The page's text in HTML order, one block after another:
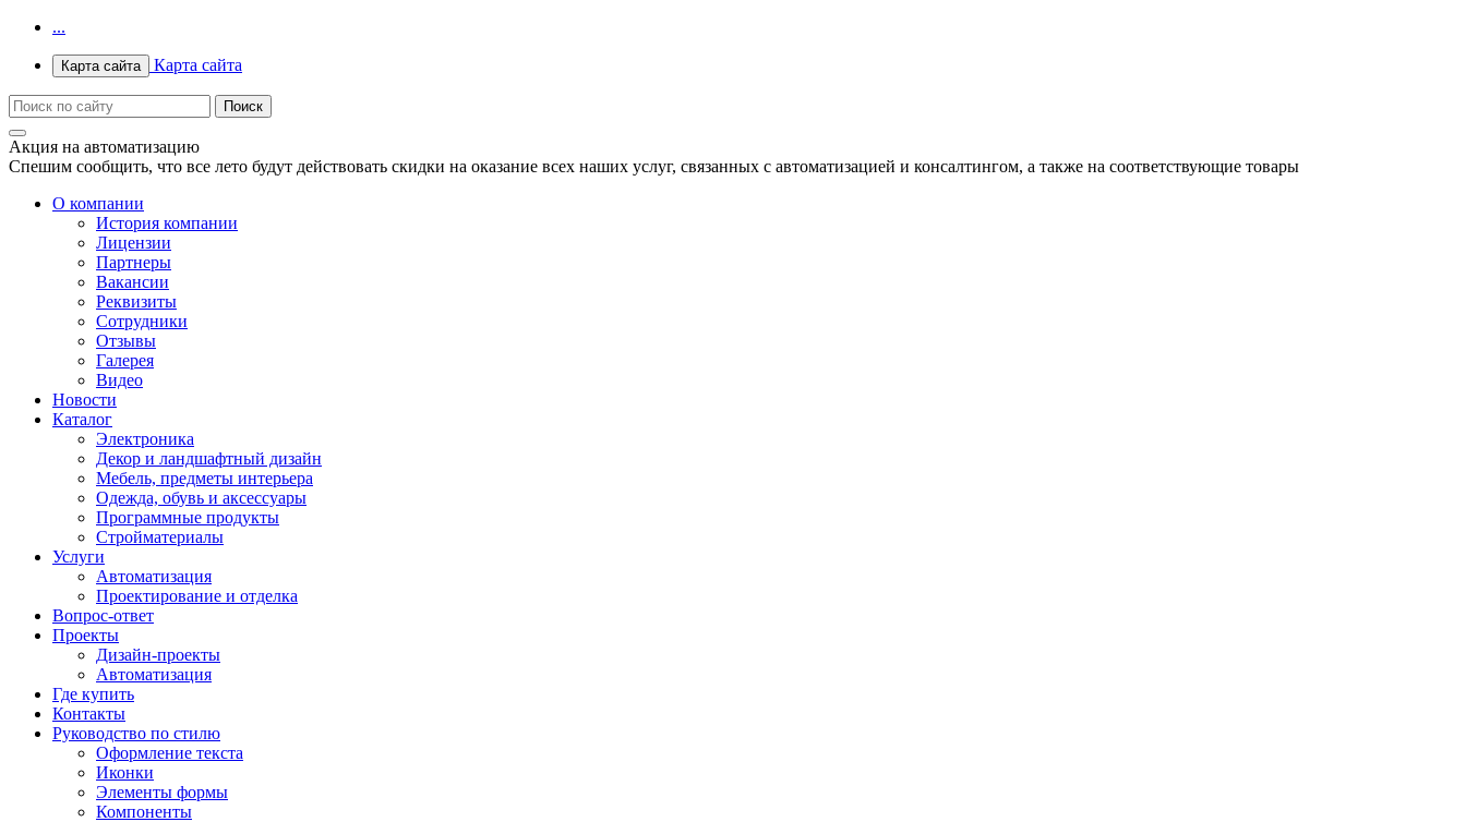
...
Карта сайта Карта сайта
Акция на автоматизацию
Спешим сообщить, что все лето будут действовать скидки на оказание всех наших услуг, связанных с автоматизацией и консалтингом, а также на соответствующие товары
О компании
История компании
Лицензии
Партнеры
Вакансии
Реквизиты
Сотрудники
Отзывы
Галерея
Видео
Новости
Каталог
Электроника
Декор и ландшафтный дизайн
Мебель, предметы интерьера
Одежда, обувь и аксессуары
Программные продукты
Стройматериалы
Услуги
Автоматизация
Проектирование и отделка
Вопрос-ответ
Проекты
Дизайн-проекты
Автоматизация
Где купить
Контакты
Руководство по стилю
Оформление текста
Иконки
Элементы формы
Компоненты